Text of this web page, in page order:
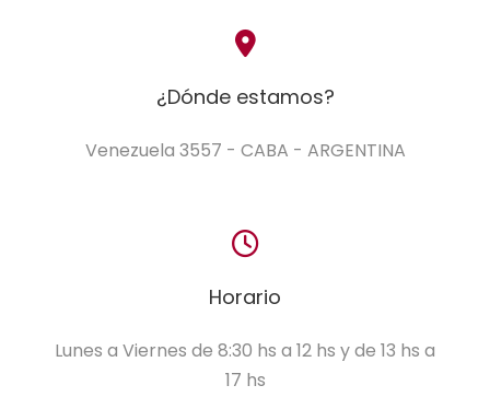
¿Dónde estamos?
Venezuela 3557 - CABA - ARGENTINA
Horario
Lunes a Viernes de 8:30 hs a 12 hs y de 13 hs a
17 hs